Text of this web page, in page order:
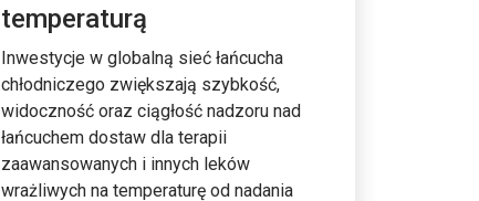
temperaturą
Inwestycje w globalną sieć łańcucha
chłodniczego zwiększają szybkość,
widoczność oraz ciągłość nadzoru nad
łańcuchem dostaw dla terapii
zaawansowanych i innych leków
wrażliwych na temperaturę od nadania